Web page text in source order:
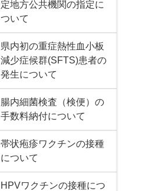
定地方公共機関の指定に
ついて
県内初の重症熱性血小板
減少症候群(SFTS)患者の
発生について
腸内細菌検査（検便）の
手数料納付について
帯状疱疹ワクチンの接種
について
HPVワクチンの接種につ